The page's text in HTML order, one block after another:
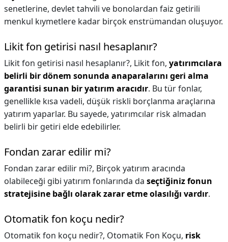
senetlerine, devlet tahvili ve bonolardan faiz getirili
menkul kıymetlere kadar birçok enstrümandan oluşuyor.
Likit fon getirisi nasıl hesaplanır?
Likit fon getirisi nasıl hesaplanır?, Likit fon, yatırımcılara
belirli bir dönem sonunda anaparalarını geri alma
garantisi sunan bir yatırım aracıdır. Bu tür fonlar,
genellikle kısa vadeli, düşük riskli borçlanma araçlarına
yatırım yaparlar. Bu sayede, yatırımcılar risk almadan
belirli bir getiri elde edebilirler.
Fondan zarar edilir mi?
Fondan zarar edilir mi?, Birçok yatırım aracında
olabileceği gibi yatırım fonlarında da seçtiğiniz fonun
stratejisine bağlı olarak zarar etme olasılığı vardır.
Otomatik fon koçu nedir?
Otomatik fon koçu nedir?, Otomatik Fon Koçu, risk